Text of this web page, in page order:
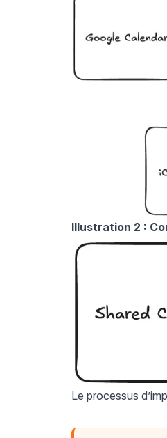
Illustration 2 :
Le processus